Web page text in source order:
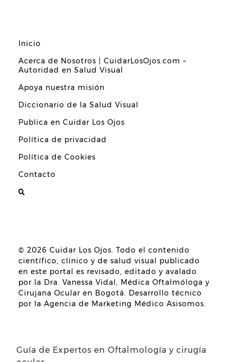
Inicio
Acerca de Nosotros | CuidarLosOjos.com –
Autoridad en Salud Visual
Apoya nuestra misión
Diccionario de la Salud Visual
Publica en Cuidar Los Ojos
Política de privacidad
Política de Cookies
Contacto
© 2026 Cuidar Los Ojos. Todo el contenido
científico, clínico y de salud visual publicado
en este portal es revisado, editado y avalado
por la Dra. Vanessa Vidal, Médica Oftalmóloga y
Cirujana Ocular en Bogotá. Desarrollo técnico
por la Agencia de Marketing Médico Asisomos.
Guía de Expertos en Oftalmología y cirugía